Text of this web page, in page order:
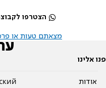
הצטרפו
מצאתם טעות או
פנו אלינו
אודות